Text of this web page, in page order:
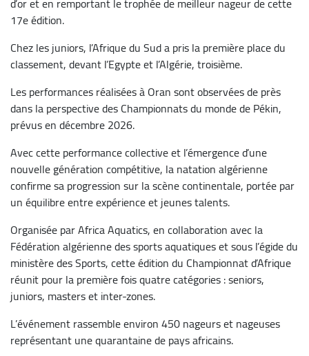
17e édition.
Chez les juniors, l’Afrique du Sud a pris la première place du
classement, devant l’Egypte et l’Algérie, troisième.
Les performances réalisées à Oran sont observées de près
dans la perspective des Championnats du monde de Pékin,
prévus en décembre 2026.
Avec cette performance collective et l’émergence d’une
nouvelle génération compétitive, la natation algérienne
confirme sa progression sur la scène continentale, portée par
un équilibre entre expérience et jeunes talents.
Organisée par Africa Aquatics, en collaboration avec la
Fédération algérienne des sports aquatiques et sous l’égide du
ministère des Sports, cette édition du Championnat d’Afrique
réunit pour la première fois quatre catégories : seniors,
juniors, masters et inter-zones.
L’événement rassemble environ 450 nageurs et nageuses
représentant une quarantaine de pays africains.